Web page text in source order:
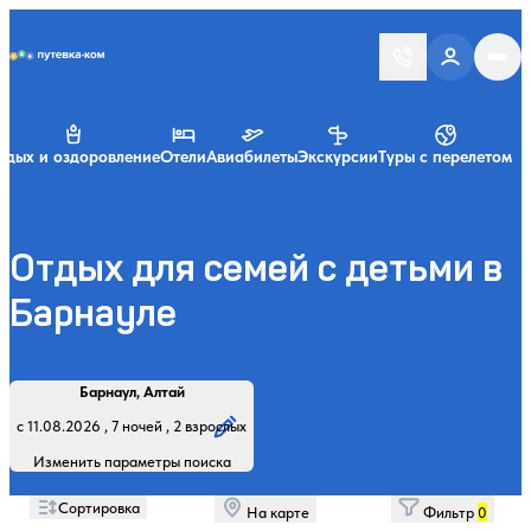
и оздоровлениеОтелиАвиабилетыЭкскурсииТуры с перелетом
Отдых для семей с детьми в
Барнауле
Барнаул, Алтай
с 11.08.2026 , 7 ночей , 2 взрослых
Изменить параметры поиска
Регион, курорт или название
Профиль лечения:
Отдыхающие:
Дата заезда:
Кол-во ночей:
Сортировка На карте Фильтр0